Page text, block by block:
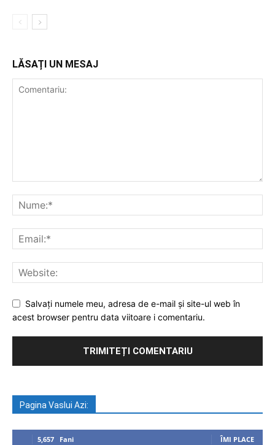
LĂSAȚI UN MESAJ
Salvați numele meu, adresa de e-mail și site-ul web în
acest browser pentru data viitoare i comentariu.
Pagina Vaslui Azi:
5,657 Fani ÎMI PLACE